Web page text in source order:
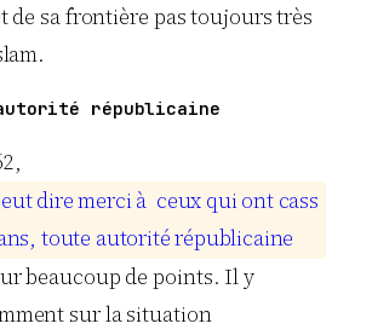
de sa frontière pas toujours très
républicaine
eutdiremercià ceux quiont cass
ns, toute autoritérépublicaine
beaucoup de points. Il y
sur la situation